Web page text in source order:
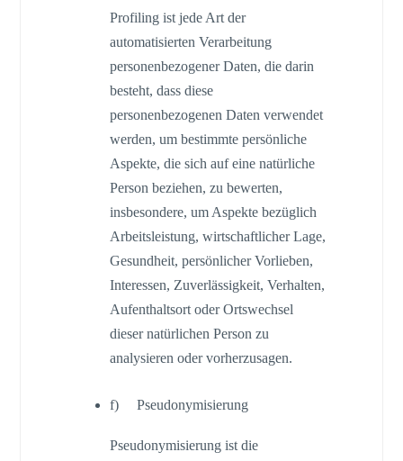
Profiling ist jede Art der
automatisierten Verarbeitung
personenbezogener Daten, die darin
besteht, dass diese
personenbezogenen Daten verwendet
werden, um bestimmte persönliche
Aspekte, die sich auf eine natürliche
Person beziehen, zu bewerten,
insbesondere, um Aspekte bezüglich
Arbeitsleistung, wirtschaftlicher Lage,
Gesundheit, persönlicher Vorlieben,
Interessen, Zuverlässigkeit, Verhalten,
Aufenthaltsort oder Ortswechsel
dieser natürlichen Person zu
analysieren oder vorherzusagen.
f) Pseudonymisierung
Pseudonymisierung ist die